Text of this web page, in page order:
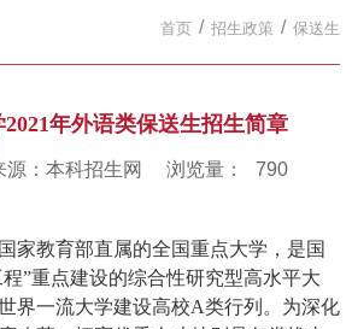
首页 / 招生政策 / 保送生
年外语类保送生招生简章
源：本科招生网 浏览量： 790
家教育部直属的全国重点大学，是国
程”重点建设的综合性研究型高水平大
界一流大学建设高校A类行列。为深化